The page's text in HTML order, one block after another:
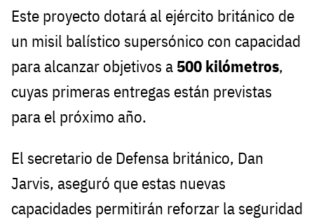
Este proyecto dotará al ejército británico de
un misil balístico supersónico con capacidad
para alcanzar objetivos a 500 kilómetros,
cuyas primeras entregas están previstas
para el próximo año.
El secretario de Defensa británico, Dan
Jarvis, aseguró que estas nuevas
capacidades permitirán reforzar la seguridad